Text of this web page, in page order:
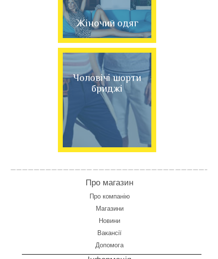
Жіночий одяг
Чоловічі шорти
бриджі
Про магазин
Про компанію
Магазини
Новини
Вакансії
Допомога